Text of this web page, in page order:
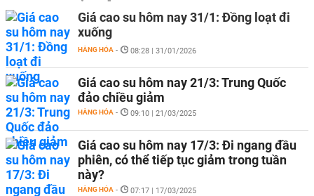
Giá cao su hôm nay 31/1: Đồng loạt đi
xuống
HÀNG HÓA - 08:28 | 31/01/2026
Giá cao su hôm nay 21/3: Trung Quốc
đảo chiều giảm
HÀNG HÓA - 09:10 | 21/03/2025
Giá cao su hôm nay 17/3: Đi ngang đầu
phiên, có thể tiếp tục giảm trong tuần
này?
HÀNG HÓA - 07:17 | 17/03/2025